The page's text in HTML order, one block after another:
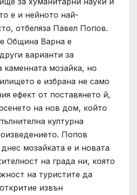
е и нейното най-
отбеляза Павел Попов.
Община Варна е
варианти за
каменната мозайка, но
е избрана не само
ефект от поставянето й,
на нов дом, който
културна
Попов
мозайката е и новата
на града ни, която
на туристите да
извън